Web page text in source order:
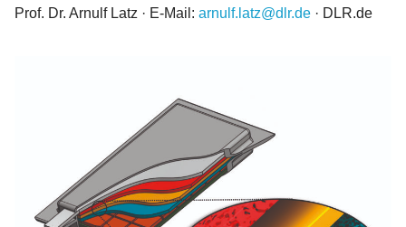
Prof. Dr. Arnulf Latz · E-Mail: arnulf.latz@dlr.de · DLR.de